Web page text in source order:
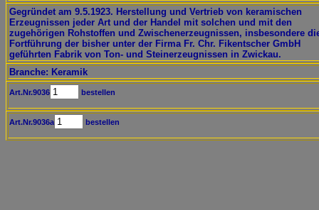
Gegründet am 9.5.1923. Herstellung und Vertrieb von keramischen
Erzeugnissen jeder Art und der Handel mit solchen und mit den
zugehörigen Rohstoffen und Zwischenerzeugnissen, insbesondere
Fortführung der bisher unter der Firma Fr. Chr. Fikentscher GmbH
geführten Fabrik von Ton- und Steinerzeugnissen in Zwickau.
Branche: Keramik
Art.Nr.9036 bestellen
Art.Nr.9036a bestellen